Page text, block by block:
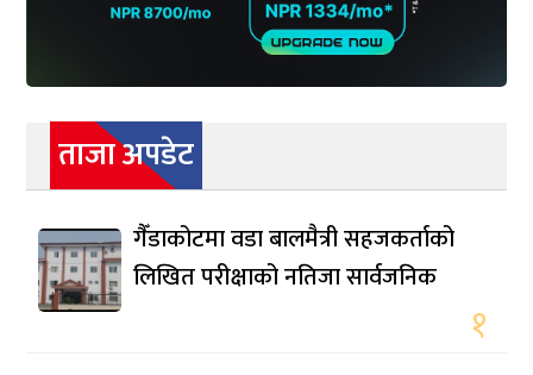
ताजा अपडेट
गैँडाकोटमा वडा बालमैत्री सहजकर्ताको
लिखित परीक्षाको नतिजा सार्वजनिक
१